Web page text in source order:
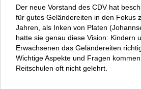
Der neue Vorstand des CDV hat
für gutes Geländereiten in den Fokus
Jahren, als Inken von Platen
hatte sie genau diese Vision: Kindern
Erwachsenen das Geländereiten
Wichtige Aspekte und Fragen
Reitschulen oft nicht gelehrt.